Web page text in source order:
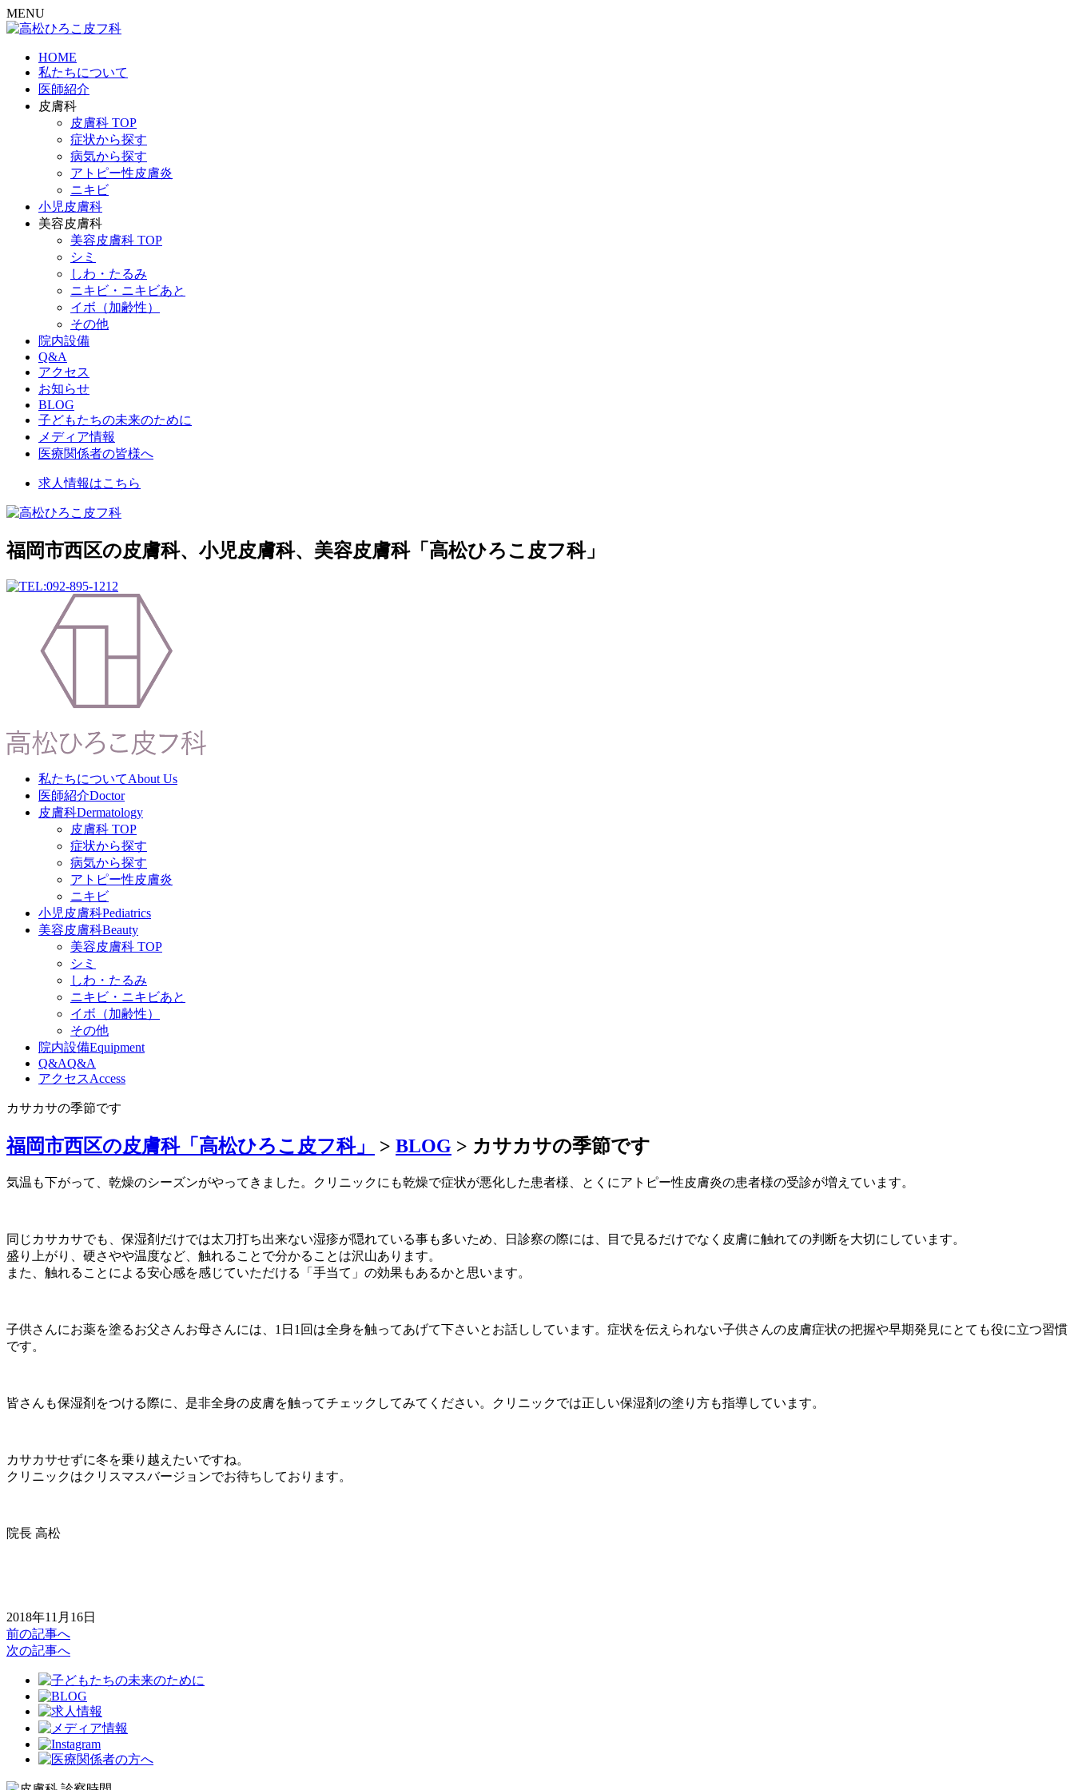
MENU
HOME
私たちについて
医師紹介
皮膚科
皮膚科 TOP
症状から探す
病気から探す
アトピー性皮膚炎
ニキビ
小児皮膚科
美容皮膚科
美容皮膚科 TOP
シミ
しわ・たるみ
ニキビ・ニキビあと
イボ（加齢性）
その他
院内設備
Q&A
アクセス
お知らせ
BLOG
子どもたちの未来のために
メディア情報
医療関係者の皆様へ
求人情報はこちら
福岡市西区の皮膚科、小児皮膚科、美容皮膚科「高松ひろこ皮フ科」
私たちについてAbout Us
医師紹介Doctor
皮膚科Dermatology
皮膚科 TOP
症状から探す
病気から探す
アトピー性皮膚炎
ニキビ
小児皮膚科Pediatrics
美容皮膚科Beauty
美容皮膚科 TOP
シミ
しわ・たるみ
ニキビ・ニキビあと
イボ（加齢性）
その他
院内設備Equipment
Q&AQ&A
アクセスAccess
カサカサの季節です
福岡市西区の皮膚科「高松ひろこ皮フ科」 > BLOG > カサカサの季節です
気温も下がって、乾燥のシーズンがやってきました。クリニックにも乾燥で症状が悪化した患者様、とくにアトピー性皮膚炎の患者様の受診が増えています。
同じカサカサでも、保湿剤だけでは太刀打ち出来ない湿疹が隠れている事も多いため、日診察の際には、目で見るだけでなく皮膚に触れての判断を大切にしています。
盛り上がり、硬さやや温度など、触れることで分かることは沢山あります。
また、触れることによる安心感を感じていただける「手当て」の効果もあるかと思います。
子供さんにお薬を塗るお父さんお母さんには、1日1回は全身を触ってあげて下さいとお話ししています。症状を伝えられない子供さんの皮膚症状の把握や早期発見にとても役に立つ習慣
です。
皆さんも保湿剤をつける際に、是非全身の皮膚を触ってチェックしてみてください。クリニックでは正しい保湿剤の塗り方も指導しています。
カサカサせずに冬を乗り越えたいですね。
クリニックはクリスマスバージョンでお待ちしております。
院長 高松
2018年11月16日
前の記事へ
次の記事へ